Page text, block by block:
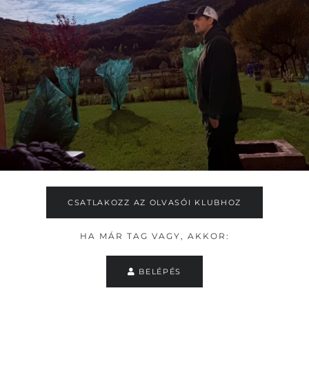
CSATLAKOZZ AZ OLVASÓI KLUBHOZ
HA MÁR TAG VAGY, AKKOR:
BELÉPÉS